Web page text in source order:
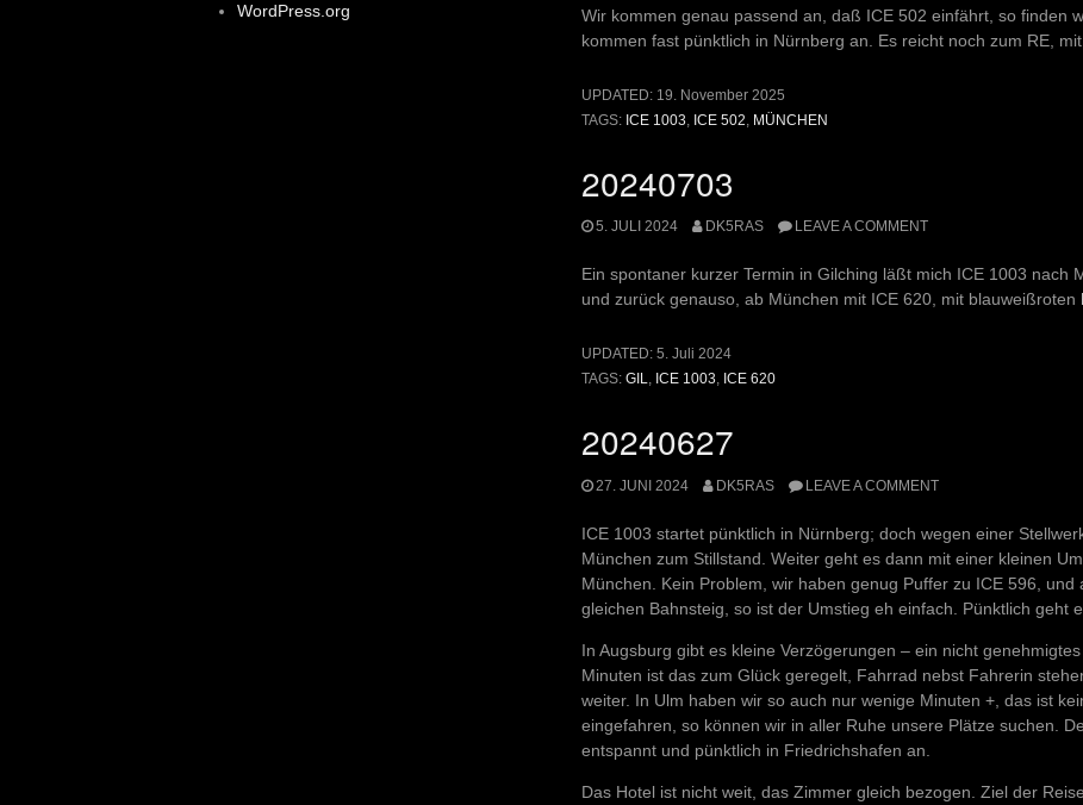
Wir kommen genau passend an, daß ICE 502 einfährt, so finden
kommen fast pünktlich in Nürnberg an. Es reicht noch zum RE,
UPDATED: 19. November 2025
TAGS: ICE 1003, ICE 502, MÜNCHEN
20240703
5. JULI 2024 DK5RAS LEAVE A COMMENT
Ein spontaner kurzer Termin in Gilching läßt mich ICE 1003 nach
und zurück genauso, ab München mit ICE 620, mit blauweißroten
UPDATED: 5. Juli 2024
TAGS: GIL, ICE 1003, ICE 620
20240627
27. JUNI 2024 DK5RAS LEAVE A COMMENT
ICE 1003 startet pünktlich in Nürnberg; doch wegen einer
München zum Stillstand. Weiter geht es dann mit einer kleinen
München. Kein Problem, wir haben genug Puffer zu ICE 596,
gleichen Bahnsteig, so ist der Umstieg eh einfach. Pünktlich geht
In Augsburg gibt es kleine Verzögerungen – ein nicht
Minuten ist das zum Glück geregelt, Fahrrad nebst Fahrerin
weiter. In Ulm haben wir so auch nur wenige Minuten +, das ist
eingefahren, so können wir in aller Ruhe unsere Plätze suchen.
entspannt und pünktlich in Friedrichshafen an.
Das Hotel ist nicht weit, das Zimmer gleich bezogen. Ziel der
WordPress.org